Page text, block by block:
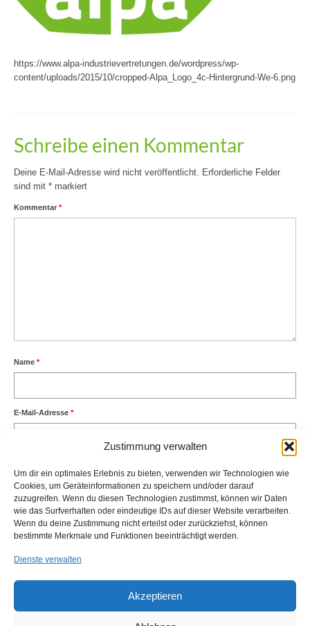
Zustimmung verwalten
Um dir ein optimales Erlebnis zu bieten, verwenden wir Technologien wie
Cookies, um Geräteinformationen zu speichern und/oder darauf
zuzugreifen. Wenn du diesen Technologien zustimmst, können wir Daten
wie das Surfverhalten oder eindeutige IDs auf dieser Website verarbeiten.
Wenn du deine Zustimmung nicht erteilst oder zurückziehst, können
bestimmte Merkmale und Funktionen beeinträchtigt werden.
Dienste verwalten
Akzeptieren
https://www.alpa-industrievertretungen.de/wordpress/wp-
content/uploads/2015/10/cropped-Alpa_Logo_4c-Hintergrund-We-6.png
Schreibe einen Kommentar
Deine E-Mail-Adresse wird nicht veröffentlicht. Erforderliche Felder
sind mit * markiert
Kommentar *
Name *
E-Mail-Adresse *
Diese Website verwendet Akismet, um Spam zu reduzieren.
wie deine Kommentardaten verarbeitet werden.